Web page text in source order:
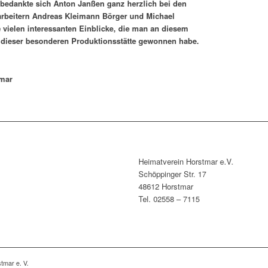
sich Anton Janßen ganz herzlich bei den
Andreas Kleimann Börger und Michael
interessanten Einblicke, die man an diesem
besonderen Produktionsstätte gewonnen habe.
Heimatverein Horstmar e.V.
Schöppinger Str. 17
48612 Horstmar
Tel. 02558 – 7115
e. V.